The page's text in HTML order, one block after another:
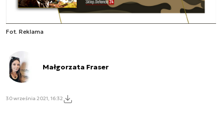
Fot. Reklama
Małgorzata Fraser
30 września 2021, 16:32